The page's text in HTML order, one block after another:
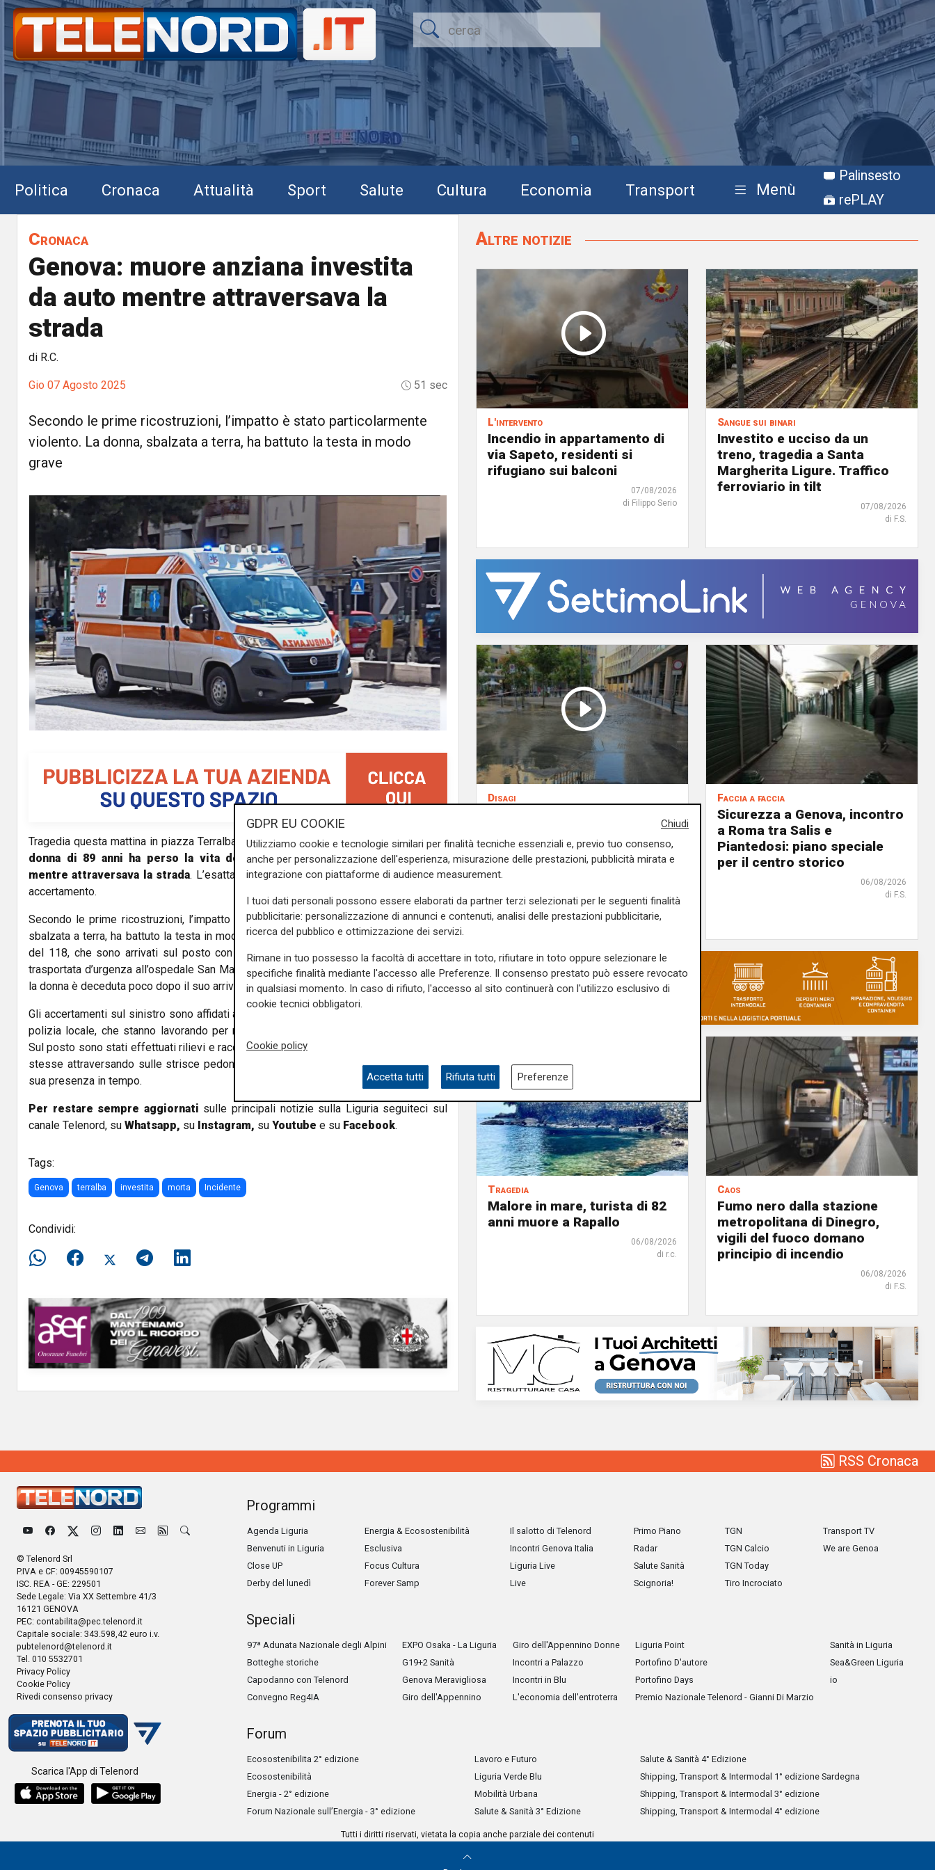
Politica Cronaca Attualità Sport Salute Cultura Economia Transport Menù
Palinsesto
rePLAY
Cronaca
Genova: muore anziana investita
da auto mentre attraversava la
strada
di R.C.
Gio 07 Agosto 2025 51 sec
Secondo le prime ricostruzioni, l’impatto è stato particolarmente
violento. La donna, sbalzata a terra, ha battuto la testa in modo
grave
Tragedia questa mattina in piazza Terralba, nel quartiere di San Fruttuoso:un’anziana
donna di 89 anni ha perso la vita dopo essere stata investita da un’auto
mentre attraversava la strada. L’esatta dinamica dell’incidente è ancora in fase di
accertamento.
Secondo le prime ricostruzioni, l’impatto è stato particolarmente violento. La donna,
sbalzata a terra, ha battuto la testa in modo grave. Immediato l’intervento dei sanitari
del 118, che sono arrivati sul posto con l’automedica: dopo averla intubata, l’hanno
trasportata d’urgenza all’ospedale San Martino. Nonostante i tentativi di rianimazione,
la donna è deceduta poco dopo il suo arrivo in pronto soccorso.
Gli accertamenti sul sinistro sono affidati agli agenti della sezione infortunistica della
polizia locale, che stanno lavorando per ricostruire con precisione quanto accaduto.
Sul posto sono stati effettuati rilievi e raccolte testimonianze per chiarire se l’anziana
stesse attraversando sulle strisce pedonali e se l’automobilista si sia accorto della
sua presenza in tempo.
Per restare sempre aggiornati sulle principali notizie sulla Liguria seguiteci sul
canale Telenord, su Whatsapp, su Instagram, su Youtube e su Facebook.
Tags:
Genova terralba investita morta Incidente
Condividi:
Altre notizie
L'intervento
Incendio in appartamento di
via Sapeto, residenti si
rifugiano sui balconi
07/08/2026
di Filippo Serio
Sangue sui binari
Investito e ucciso da un
treno, tragedia a Santa
Margherita Ligure. Traffico
ferroviario in tilt
07/08/2026
di F.S.
Disagi
invade via XII Ottobre. Iren
mette a disposizione
autobotte
07/08/2026
di Filippo Serio
Faccia a faccia
Sicurezza a Genova, incontro
a Roma tra Salis e
Piantedosi: piano speciale
per il centro storico
06/08/2026
di F.S.
Tragedia
Malore in mare, turista di 82
anni muore a Rapallo
06/08/2026
di r.c.
Caos
Fumo nero dalla stazione
metropolitana di Dinegro,
vigili del fuoco domano
principio di incendio
06/08/2026
di F.S.
RSS Cronaca
© Telenord Srl
P.IVA e CF: 00945590107
ISC. REA - GE: 229501
Sede Legale: Via XX Settembre 41/3
16121 GENOVA
PEC: contabilita@pec.telenord.it
Capitale sociale: 343.598,42 euro i.v.
pubtelenord@telenord.it
Tel. 010 5532701
Privacy Policy
Cookie Policy
Rivedi consenso privacy
Scarica l'App di Telenord
Programmi
Agenda Liguria
Benvenuti in Liguria
Close UP
Derby del lunedì
Energia & Ecosostenibilità
Esclusiva
Focus Cultura
Forever Samp
Il salotto di Telenord
Incontri Genova Italia
Liguria Live
Live
Primo Piano
Radar
Salute Sanità
Scignoria!
TGN
TGN Calcio
TGN Today
Tiro Incrociato
Transport TV
We are Genoa
Speciali
97ª Adunata Nazionale degli Alpini
Botteghe storiche
Capodanno con Telenord
Convegno Reg4IA
EXPO Osaka - La Liguria
G19+2 Sanità
Genova Meravigliosa
Giro dell'Appennino
Giro dell'Appennino Donne
Incontri a Palazzo
Incontri in Blu
L'economia dell'entroterra
Liguria Point
Portofino D'autore
Portofino Days
Premio Nazionale Telenord - Gianni Di Marzio
Sanità in Liguria
Sea&Green Liguria
io
Forum
Ecosostenibilita 2° edizione
Ecosostenibilità
Energia - 2° edizione
Forum Nazionale sull’Energia - 3° edizione
Lavoro e Futuro
Liguria Verde Blu
Mobilità Urbana
Salute & Sanità 3° Edizione
Salute & Sanità 4° Edizione
Shipping, Transport & Intermodal 1° edizione Sardegna
Shipping, Transport & Intermodal 3° edizione
Shipping, Transport & Intermodal 4° edizione
Tutti i diritti riservati, vietata la copia anche parziale dei contenuti
Chiudi
GDPR EU COOKIE
Utilizziamo cookie e tecnologie similari per finalità tecniche essenziali e, previo tuo consenso,
anche per personalizzazione dell'esperienza, misurazione delle prestazioni, pubblicità mirata e
integrazione con piattaforme di audience measurement.
I tuoi dati personali possono essere elaborati da partner terzi selezionati per le seguenti finalità
pubblicitarie: personalizzazione di annunci e contenuti, analisi delle prestazioni pubblicitarie,
ricerca del pubblico e ottimizzazione dei servizi.
Rimane in tuo possesso la facoltà di accettare in toto, rifiutare in toto oppure selezionare le
specifiche finalità mediante l'accesso alle Preferenze. Il consenso prestato può essere revocato
in qualsiasi momento. In caso di rifiuto, l'accesso al sito continuerà con l'utilizzo esclusivo di
cookie tecnici obbligatori.
Cookie policy
Accetta tutti Rifiuta tutti Preferenze